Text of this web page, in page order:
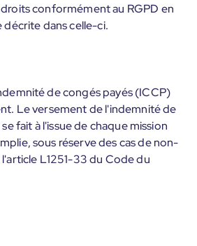
conformément au RGPD en
décrite dans celle-ci.
de congés payés (ICCP)
Le versement de l'indemnité de
fait à l'issue de chaque mission
sous réserve des cas de non-
L1251-33 du Code du